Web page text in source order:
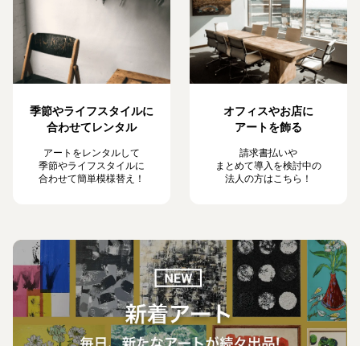
季節やライフスタイルに
合わせてレンタル
アートをレンタルして
季節やライフスタイルに
合わせて簡単模様替え！
オフィスやお店に
アートを飾る
請求書払いや
まとめて導入を検討中の
法人の方はこちら！